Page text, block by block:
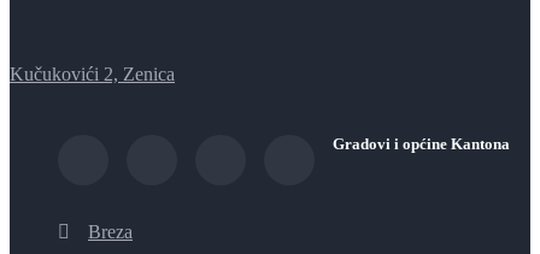
Kučukovići 2, Zenica
Gradovi i općine Kantona
Breza